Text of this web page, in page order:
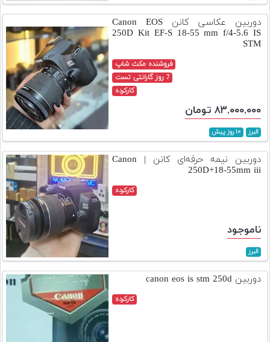
تجهیزات
مکث
پلاس
دوم
لیست
قیمت
دوربین
دوربین عکاسی کانن Canon EOS
250D Kit EF-S 18-55 mm f/4-5.6 IS
STM
فروشنده مکث شاپ
7 روز گارانتی تست
کارکرده
۸۳,۰۰۰,۰۰۰ تومان
البرز ۱۰ روز پیش
دوربین نیمه حرفه‌ای کانن | Canon
250D+18-55mm iii
کارکرده
ناموجود
البرز
دوربین canon eos is stm 250d
کارکرده